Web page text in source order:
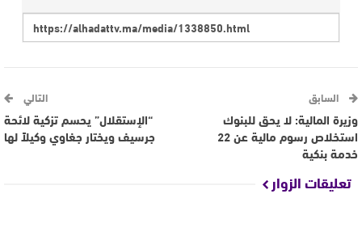
السابق
وزيرة المالية: لا يحق للبنوك
استخلاص رسوم مالية عن 22
خدمة بنكية
التالي
“الإستقلال” يحسم تزكية لائحة
جرسيف ويختار جغاوي وكيلاً لها
تعليقات الزوار